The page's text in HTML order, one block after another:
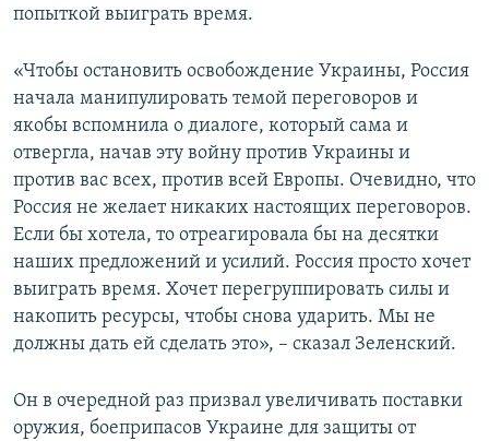
попыткой выиграть время.
«Чтобы остановить освобождение Украины, Россия
начала манипулировать темой переговоров и
якобы вспомнила о диалоге, который сама и
отвергла, начав эту войну против Украины и
против вас всех, против всей Европы. Очевидно, что
Россия не желает никаких настоящих переговоров.
Если бы хотела, то отреагировала бы на десятки
наших предложений и усилий. Россия просто хочет
выиграть время. Хочет перегруппировать силы и
накопить ресурсы, чтобы снова ударить. Мы не
должны дать ей сделать это», – сказал Зеленский.
Он в очередной раз призвал увеличивать поставки
оружия, боеприпасов Украине для защиты от